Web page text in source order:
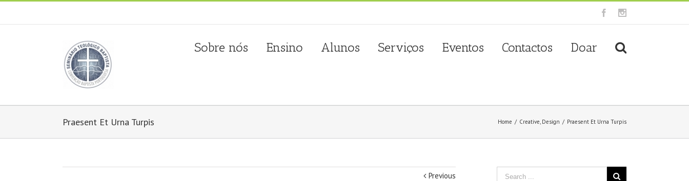
Facebook
Sobre nós Ensino Alunos Serviços Eventos Contactos Doar
Praesent Et Urna Turpis Home / Creative, Design / Praesent Et Urna Turpis
Previous